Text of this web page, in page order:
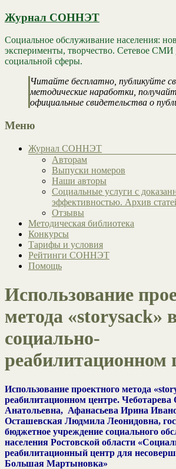
Журнал СОННЭТ
Социальное обслуживание населения:
эксперименты, творчество. Сетевое СМИ
социальной сферы.
Читайте бесплатно, публикуйте
методические наработки,
официальные свидетельства о
Меню
Журнал СОННЭТ
Авторам
Выпуски номеров
Наши авторы
Социальные услуги с
эффективностью. Архив
Отзывы
Методическая библиотека
Конкурсы
Тарифы и условия
Рейтинги СОННЭТ
Помощь
Использование
метода «storysack»
социально-
реабилитационном
Использование проектного метода
реабилитационном центре. Чеботарева
Анатольевна, Афанасьева Ирина
Осташевская Людмила Леонидовна,
бюджетное учреждение социального
населения Ростовской области
реабилитационный центр для
Большая Мартыновка»